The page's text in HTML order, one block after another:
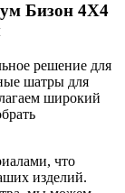
Бизон 4X4
решение для
шатры для
широкий
что
изделий.